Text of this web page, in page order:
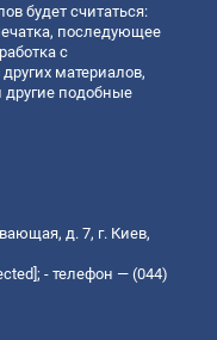
будет считаться:
последующее
с
материалов,
другие подобные
д. 7, г. Киев,
; - телефон — (044)